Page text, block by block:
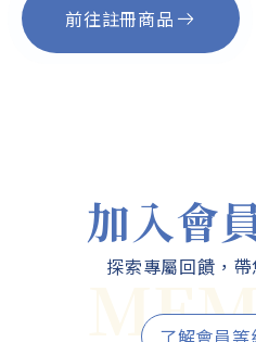
前往註冊商品
前往註冊商品
前往註冊商品
前往註冊商品
前往註冊商品
前往註冊商品
加入會
探索專屬回饋，
了解會員等